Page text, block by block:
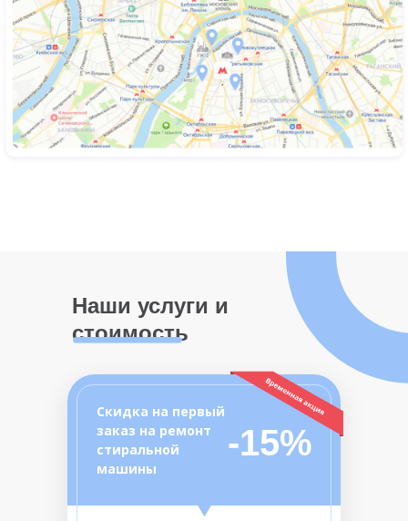
Наши услуги и
стоимость
Скидка на первый
заказ на ремонт
стиральной
машины
-15%